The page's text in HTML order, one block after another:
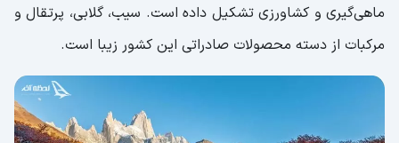
ماهی‌گیری و کشاورزی تشکیل داده است. سیب، گلابی، پرتقال و
مرکبات از دسته محصولات صادراتی این کشور زیبا است.